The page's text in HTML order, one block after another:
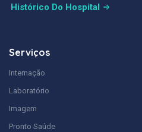
Histórico Do Hospital
Serviços
Internação
Laboratório
Imagem
Pronto Saúde